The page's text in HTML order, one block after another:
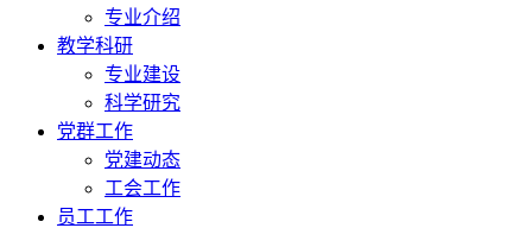
专业介绍
教学科研
专业建设
科学研究
党群工作
党建动态
工会工作
员工工作